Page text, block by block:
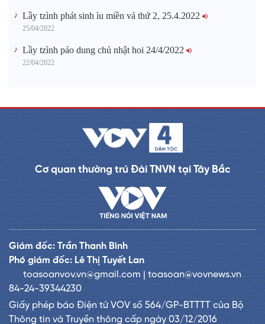
Lầy tzình phát sinh ìu miền vả thứ 2, 25.4.2022
25/04/2022
Lầy tzình páo dung chủ nhật hoi 24/4/2022
22/04/2022
Cơ quan thường trú Đài TNVN tại Tây Bắc
Giám đốc: Trần Thanh Bình
Phó giám đốc: Lê Thị Tuyết Lan
toasoanvov.vn@gmail.com | toasoan@vovnews.vn
84-24-39344230
Giấy phép báo Điện tử VOV số 564/GP-BTTTT của Bộ
Thông tin và Truyền thông cấp ngày 03/12/2016